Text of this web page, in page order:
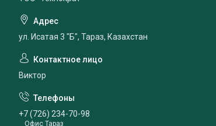
ул. Исатая 3 "Б", Тараз, Казахстан
Виктор
+7 (726) 234-70-98
Офис Тараз